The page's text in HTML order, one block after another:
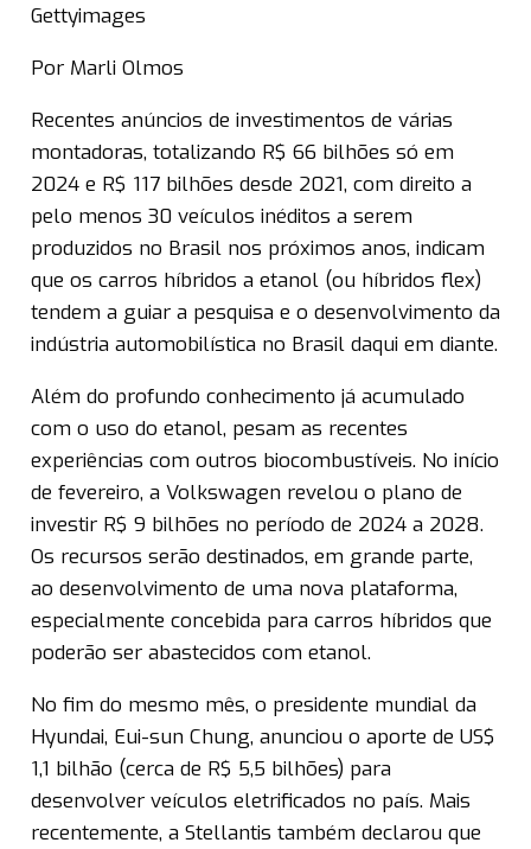
Gettyimages
Por Marli Olmos
Recentes anúncios de investimentos de várias
montadoras, totalizando R$ 66 bilhões só em
2024 e R$ 117 bilhões desde 2021, com direito a
pelo menos 30 veículos inéditos a serem
produzidos no Brasil nos próximos anos, indicam
que os carros híbridos a etanol (ou híbridos flex)
tendem a guiar a pesquisa e o desenvolvimento da
indústria automobilística no Brasil daqui em diante.
Além do profundo conhecimento já acumulado
com o uso do etanol, pesam as recentes
experiências com outros biocombustíveis. No início
de fevereiro, a Volkswagen revelou o plano de
investir R$ 9 bilhões no período de 2024 a 2028.
Os recursos serão destinados, em grande parte,
ao desenvolvimento de uma nova plataforma,
especialmente concebida para carros híbridos que
poderão ser abastecidos com etanol.
No fim do mesmo mês, o presidente mundial da
Hyundai, Eui-sun Chung, anunciou o aporte de US$
1,1 bilhão (cerca de R$ 5,5 bilhões) para
desenvolver veículos eletrificados no país. Mais
recentemente, a Stellantis também declarou que